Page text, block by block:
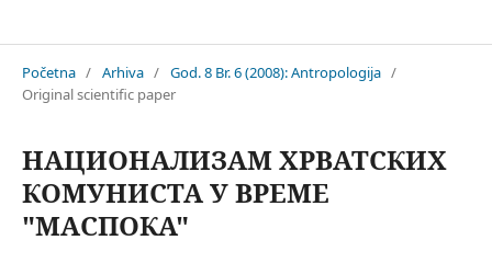
Početna / Arhiva / God. 8 Br. 6 (2008): Antropologija /
Original scientific paper
НАЦИОНАЛИЗАМ ХРВАТСКИХ
КОМУНИСТА У ВРЕМЕ
"МАСПОКА"